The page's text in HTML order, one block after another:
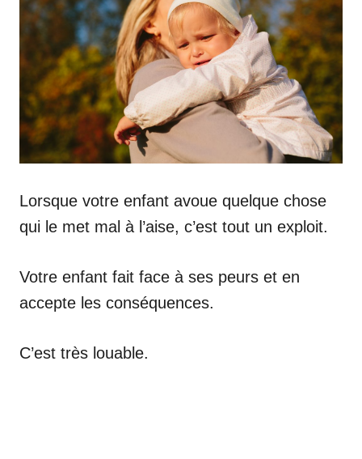
Lorsque votre enfant avoue quelque chose
qui le met mal à l’aise, c’est tout un exploit.
Votre enfant fait face à ses peurs et en
accepte les conséquences.
C’est très louable.